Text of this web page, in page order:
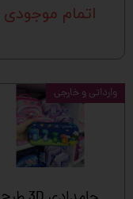
اتمام موجودی
وارداتی و خارجی